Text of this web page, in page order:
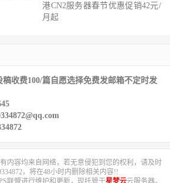
港CN2服务器春节优惠促销42元/
月起
稿收费100/篇自愿选择免费发邮箱不定时发
内容均来自网络，若无意侵犯到您的权利，请及时
，将在48小时内删除相关内容!!
联盟进行维护和更新，现托管于星梦云云服务器。